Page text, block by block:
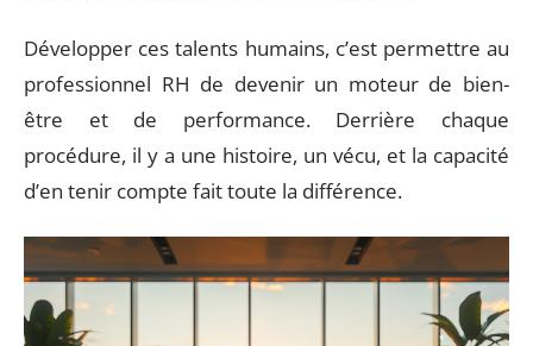
Développer ces talents humains, c’est permettre au
professionnel RH de devenir un moteur de bien-
être et de performance. Derrière chaque
procédure, il y a une histoire, un vécu, et la capacité
d’en tenir compte fait toute la différence.